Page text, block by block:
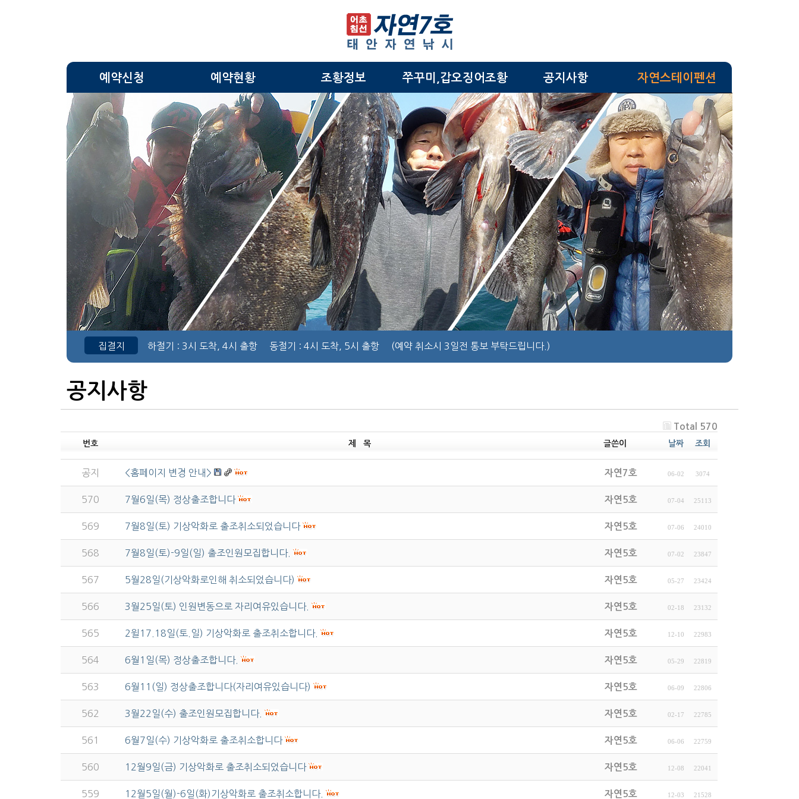
예약신청 예약현황 조황정보 쭈꾸미,갑오징어조황 공지사항 자연스테이펜션
집결지 하절기 : 3시 도착, 4시 출항 동절기 : 4시 도착, 5시 출항 (예약 취소시 3일전 통보 부탁드립니다.)
공지사항
Total 570
번호 제 목 글쓴이 날짜 조회
공지 <홈페이지 변경 안내> 자연7호 06-02 3074
570 7월6일(목) 정상출조합니다 자연5호 07-04 25113
569 7월8일(토) 기상악화로 출조취소되었습니다 자연5호 07-06 24010
568 7월8일(토)-9일(일) 출조인원모집합니다. 자연5호 07-02 23847
567 5월28일(기상악화로인해 취소되었습니다) 자연5호 05-27 23424
566 3월25일(토) 인원변동으로 자리여유있습니다. 자연5호 02-18 23132
565 2윌17.18일(토.일) 기상악화로 출조취소합니다. 자연5호 12-10 22983
564 6월1일(목) 정상출조합니다. 자연5호 05-29 22819
563 6월11(일) 정상출조합니다(자리여유있습니다) 자연5호 06-09 22806
562 3월22일(수) 출조인원모집합니다. 자연5호 02-17 22785
561 6월7일(수) 기상악화로 출조취소합니다 자연5호 06-06 22759
560 12월9일(금) 기상악화로 출조취소되었습니다 자연5호 12-08 22041
559 12월5일(월)-6일(화)기상악화로 출조취소합니다. 자연5호 12-03 21528